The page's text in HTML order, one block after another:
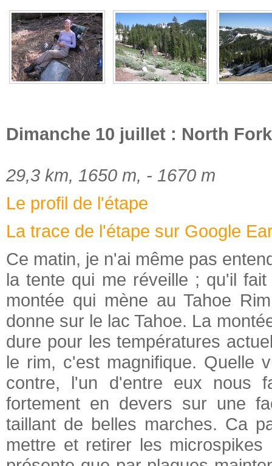
Dimanche 10 juillet : North
29,3 km, 1650 m, - 1670 m
Le profil de l'étape
La trace de l'étape sur Google
Ce matin, je n'ai même pas
la tente qui me réveille ; qu'il
montée qui mène au Tahoe
donne sur le lac Tahoe. La
dure pour les températures
le rim, c'est magnifique. Quelle
contre, l'un d'entre eux nous
fortement en devers sur une
taillant de belles marches. Ca
mettre et retirer les